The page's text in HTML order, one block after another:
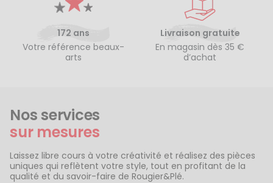
172 ans
Votre référence beaux-
arts
Livraison gratuite
En magasin dès 35 €
d’achat
Nos services
sur mesures
Laissez libre cours à votre créativité et réalisez des pièces
uniques qui reflètent votre style, tout en profitant de la
qualité et du savoir-faire de Rougier&Plé.